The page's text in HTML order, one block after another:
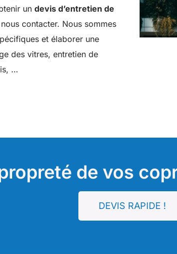
un devis d’entretien de
contacter. Nous sommes
et élaborer une
des vitres, entretien de
…
de vos
DEVIS RAPIDE !